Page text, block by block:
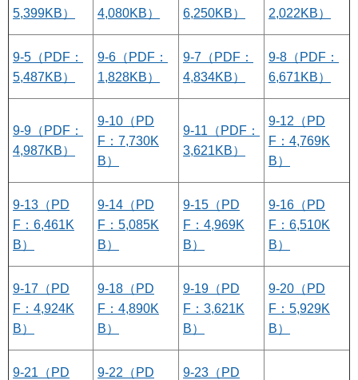
5,399KB） 4,080KB） 6,250KB） 2,022KB）
9-5（PDF：
5,487KB）
9-6（PDF：
1,828KB）
9-7（PDF：
4,834KB）
9-8（PDF：
6,671KB）
9-9（PDF：
4,987KB）
9-10（PD
F：7,730K
B）
9-11（PDF：
3,621KB）
9-12（PD
F：4,769K
B）
9-13（PD
F：6,461K
B）
9-14（PD
F：5,085K
B）
9-15（PD
F：4,969K
B）
9-16（PD
F：6,510K
B）
9-17（PD
F：4,924K
B）
9-18（PD
F：4,890K
B）
9-19（PD
F：3,621K
B）
9-20（PD
F：5,929K
B）
9-21（PD
9-22（PD
9-23（PD